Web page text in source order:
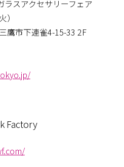
ラスアクセサリーフェア
鷹市下連雀4-15-33 2F
Factory